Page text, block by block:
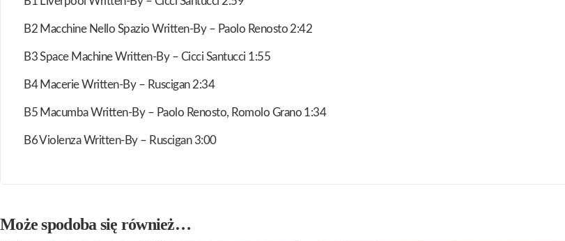
B2 Macchine Nello Spazio Written-By – Paolo Renosto 2:42
B3 Space Machine Written-By – Cicci Santucci 1:55
B4 Macerie Written-By – Ruscigan 2:34
B5 Macumba Written-By – Paolo Renosto, Romolo Grano 1:34
B6 Violenza Written-By – Ruscigan 3:00
Może spodoba się również…